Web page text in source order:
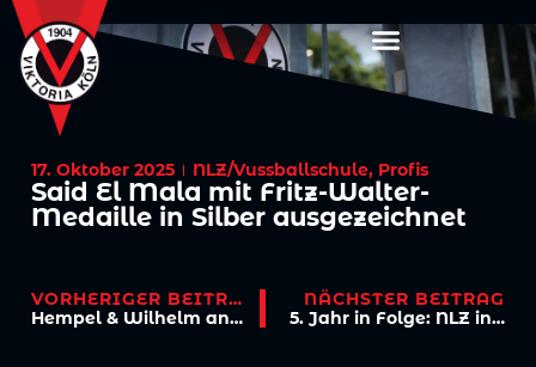
17. Oktober 2025 NLZ/Vussballschule, Profis
Said El Mala mit Fritz-Walter-
Medaille in Silber ausgezeichnet
VORHERIGER BEITRAG
Hempel & Wilhelm an den Pfeilen – Viktoria meets Darts
NÄCHSTER BEITRAG
5. Jahr in Folge: NLZ in Kategorie 2 bestätigt